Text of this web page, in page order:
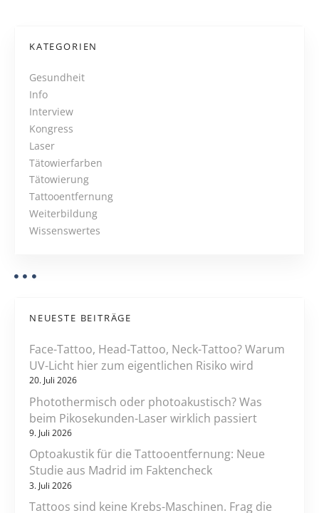
KATEGORIEN
Gesundheit
Info
Interview
Kongress
Laser
Tätowierfarben
Tätowierung
Tattooentfernung
Weiterbildung
Wissenswertes
NEUESTE BEITRÄGE
Face-Tattoo, Head-Tattoo, Neck-Tattoo? Warum
UV-Licht hier zum eigentlichen Risiko wird
20. Juli 2026
Photothermisch oder photoakustisch? Was
beim Pikosekunden-Laser wirklich passiert
9. Juli 2026
Optoakustik für die Tattooentfernung: Neue
Studie aus Madrid im Faktencheck
3. Juli 2026
Tattoos sind keine Krebs-Maschinen. Frag die